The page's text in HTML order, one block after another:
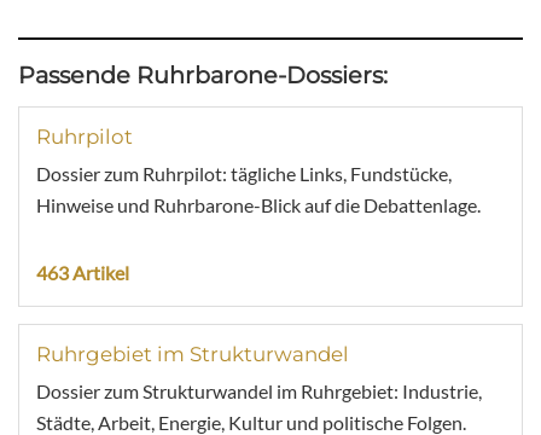
Passende Ruhrbarone-Dossiers:
Ruhrpilot
Dossier zum Ruhrpilot: tägliche Links, Fundstücke,
Hinweise und Ruhrbarone-Blick auf die Debattenlage.
463 Artikel
Ruhrgebiet im Strukturwandel
Dossier zum Strukturwandel im Ruhrgebiet: Industrie,
Städte, Arbeit, Energie, Kultur und politische Folgen.